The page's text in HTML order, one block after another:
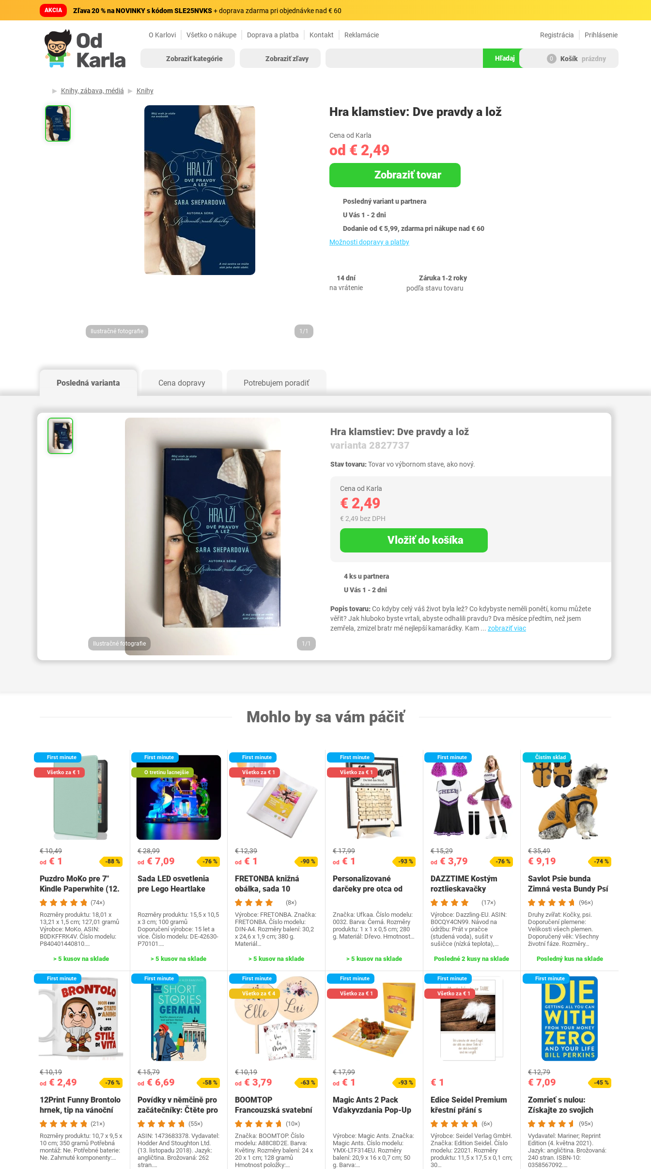
AKCIA Zľava 20 % na NOVINKY s kódom SLE25NVKS+ doprava zdarma pri objednávke nad € 60
O Karlovi Všetko o nákupe Doprava a platba Kontakt Reklamácie Prihlásenie
Registrácia
Zobraziť kategórie Zobraziť zľavy Hľadaj 0 Košík prázdny
Knihy, zábava, médiá Knihy
Ilustračné fotografie 1/1
Hra klamstiev: Dve pravdy a lož
Cena od Karla
od € 2,49
Zobraziť tovar
Posledný variant u partnera
U Vás 1 - 2 dni
Dodanie od € 5,99, zdarma pri nákupe nad € 60
Možnosti dopravy a platby
14 dní
na vrátenie
Záruka 1‐2 roky
podľa stavu tovaru
Posledná varianta Cena dopravy Potrebujem poradiť
Ilustračné fotografie 1/1
Hra klamstiev: Dve pravdy a lož
varianta 2827737
Stav tovaru:Tovar vo výbornom stave, ako nový.
Cena od Karla
€ 2,49
€ 2,49 bez DPH
Vložiť do košíka
4 ks u partnera
U Vás 1 - 2 dni
Popis tovaru:Co kdyby celý váš život byla lež? Co kdybyste neměli ponětí, komu můžete
věřit? Jak hluboko byste vrtali, abyste odhalili pravdu? Dva měsíce předtím, než jsem
zemřela, zmizel bratr mé nejlepší kamarádky. Kam ... zobraziť viac
Mohlo by sa vám páčiť
First minute
Všetko za € 1
od € 1
€ 10,49
-88 %
Puzdro MoKo pre 7"
Kindle Paperwhite (12.
generácia-2024) a…
(74×)
Rozměry produktu: 18,01 x
13,21 x 1,5 cm; 127,01 gramů
Výrobce: MoKo. ASIN:
B0DKFFRK4V. Číslo modelu:
P840401440810.…
> 5 kusov na sklade
First minute
O tretinu lacnejšie
od€ 7,09
€ 28,99
-76 %
Sada LED osvetlenia
pre Lego Heartlake
Rozměry produktu: 15,5 x 10,5
x 3 cm; 100 gramů
Doporučení výrobce: 15 let a
více. Číslo modelu: DE-42630-
P70101.…
> 5 kusov na sklade
First minute
Všetko za € 1
od € 1
€ 12,39
-90 %
FRETONBA knižná
obálka, sada 10
knižných dosiek,
priehľadné…
(8×)
Výrobce: FRETONBA. Značka:
FRETONBA. Číslo modelu:
DIN-A4. Rozměry balení: 30,2
x 24,6 x 1,9 cm; 380 g.
Materiál…
> 5 kusov na sklade
First minute
Všetko za € 1
od€ 1
€ 17,99
-93 %
Personalizované
darčeky pre otca od
Značka: Ufkaa. Číslo modelu:
0032. Barva: Černá. Rozměry
produktu: 1 x 1 x 0,5 cm; 280
g. Materiál: Dřevo. Hmotnost…
> 5 kusov na sklade
First minute
od€ 3,79
€ 15,29
-76 %
DAZZTIME Kostým
roztlieskavačky
dámske, kostým…
(17×)
Výrobce: Dazzling-EU. ASIN:
B0CQY4CN99. Návod na
údržbu: Prát v pračce
(studená voda), sušit v
sušičce (nízká teplota),…
Posledné 2 kusy na sklade
Čistím sklad
€ 9,19
€ 35,49
-74 %
Savlot Psie bunda
Zimná vesta Bundy Psí
kabát Psí sveter…
(96×)
Druhy zvířat: Kočky, psi.
Doporučení plemene:
Velikosti všech plemen.
Doporučený věk: Všechny
životní fáze. Rozměry…
Posledný kus na sklade
First minute
od € 2,49
€ 10,19
-76 %
12Print Funny Brontolo
hrnek, tip na vánoční
dárek a…
(21×)
Rozměry produktu: 10,7 x 9,5 x
10 cm; 350 gramů Potřebná
montáž: Ne. Potřebné baterie:
Ne. Zahrnuté komponenty:…
First minute
od€ 6,69
€ 15,79
-58 %
Povídky v němčině pro
začátečníky: Čtěte pro
radost na své…(55×)
ASIN: 1473683378. Vydavatel:
Hodder And Stoughton Ltd.
(13. listopadu 2018). Jazyk:
angličtina. Brožovaná: 262
stran.…
First minute
Všetko za € 4
od € 3,79
€ 10,19
-63 %
BOOMTOP
Francouzská svatební
hra Dřevěná cedulka a
kvízové…
(10×)
Značka: BOOMTOP. Číslo
modelu: A88C8D2E. Barva:
Květiny. Rozměry balení: 24 x
20 x 1 cm; 128 gramů
Hmotnost položky:…
First minute
Všetko za € 1
od€ 1
€ 17,99
-93 %
Magic Ants 2 Pack
Vďakyvzdania Pop-Up
Výrobce: Magic Ants. Značka:
Magic Ants. Číslo modelu:
YMX-LTF314EU. Rozměry
balení: 20,9 x 16 x 0,7 cm; 50
g. Barva:…
First minute
Všetko za € 1
€ 1
Edice Seidel Premium
křestní přání s
obálkou. Přání ke
křtu…
(6×)
Výrobce: Seidel Verlag GmbH.
Značka: Edition Seidel. Číslo
modelu: 22021. Rozměry
produktu: 11,5 x 17,5 x 0,1 cm;
30…
First minute
€ 7,09
€ 12,79
-45 %
Zomrieť s nulou:
Získajte zo svojich
peňazí a života…
(95×)
Vydavatel: Mariner; Reprint
Edition (4. května 2021).
Jazyk: angličtina. Brožovaná:
240 stran. ISBN-10:
0358567092.…